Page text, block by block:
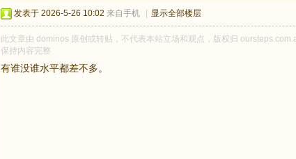
发表于 2026-5-26 10:02 来自手机 显示全部楼层
此文章由 dominos 原创或转贴，不代表本站立场和观点，版权归
保持内容完整
有谁没谁水平都差不多。